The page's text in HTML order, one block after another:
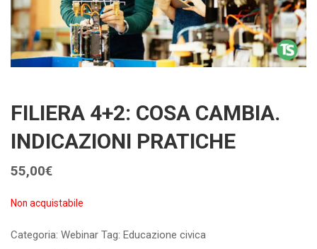
FILIERA 4+2: COSA CAMBIA.
INDICAZIONI PRATICHE
55,00€
Non acquistabile
Categoria: Webinar Tag: Educazione civica